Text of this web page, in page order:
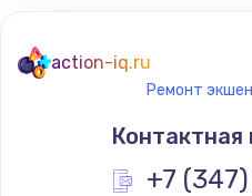
action-iq.ru
Ремонт
+7